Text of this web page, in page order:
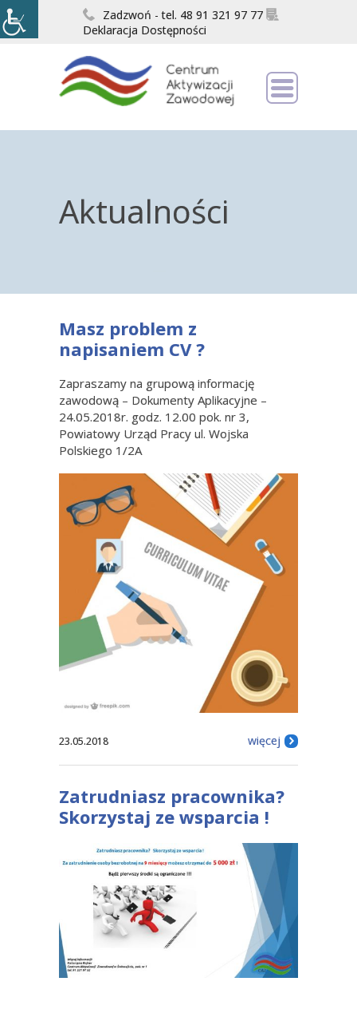
Zadzwoń - tel. 48 91 321 97 77
Deklaracja Dostępności
Aktualności
Masz problem z
napisaniem CV ?
Zapraszamy na grupową informację
zawodową – Dokumenty Aplikacyjne –
24.05.2018r. godz. 12.00 pok. nr 3,
Powiatowy Urząd Pracy ul. Wojska
Polskiego 1/2A
23.05.2018 więcej
Zatrudniasz pracownika?
Skorzystaj ze wsparcia !